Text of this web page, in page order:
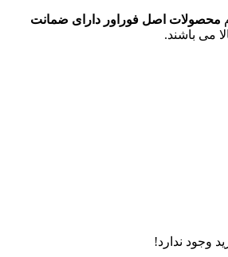
محصولات اصل فوراور دارای ضمانت
می باشند.
وجود ندارد!